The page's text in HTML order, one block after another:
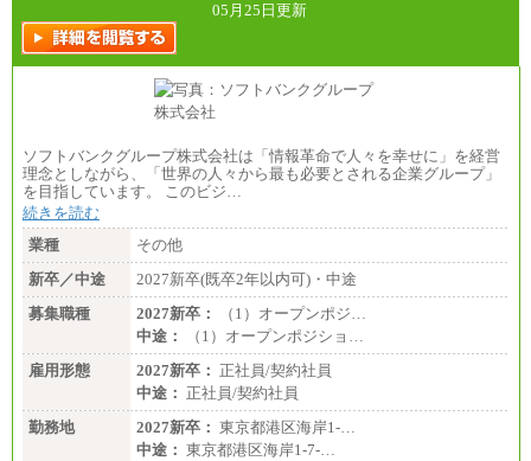
05月25日更新
ソフトバンクグループ株式会社は「情報革命で人々を幸せに」を経営
理念としながら、「世界の人々から最も必要とされる企業グループ」
を目指しています。 このビジ…
続きを読む
業種
その他
新卒／中途
2027新卒(既卒2年以内可)・中途
募集職種
2027新卒：
（1）オープンポジ…
中途：
（1）オープンポジショ…
雇用形態
2027新卒： 正社員/契約社員
中途： 正社員/契約社員
勤務地
2027新卒： 東京都港区海岸1-…
中途： 東京都港区海岸1-7-…